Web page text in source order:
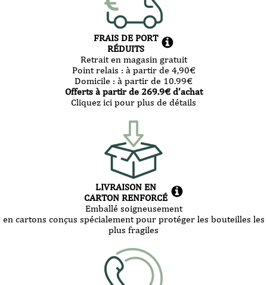
FRAIS DE PORT
RÉDUITS
Retrait en magasin gratuit
Point relais : à partir de 4,90€
Domicile : à partir de 10.99€
Offerts à partir de 269.9€ d’achat
Cliquez ici pour plus de détails
LIVRAISON EN
CARTON RENFORCÉ
Emballé soigneusement
en cartons conçus spécialement pour protéger les bouteilles les
plus fragiles